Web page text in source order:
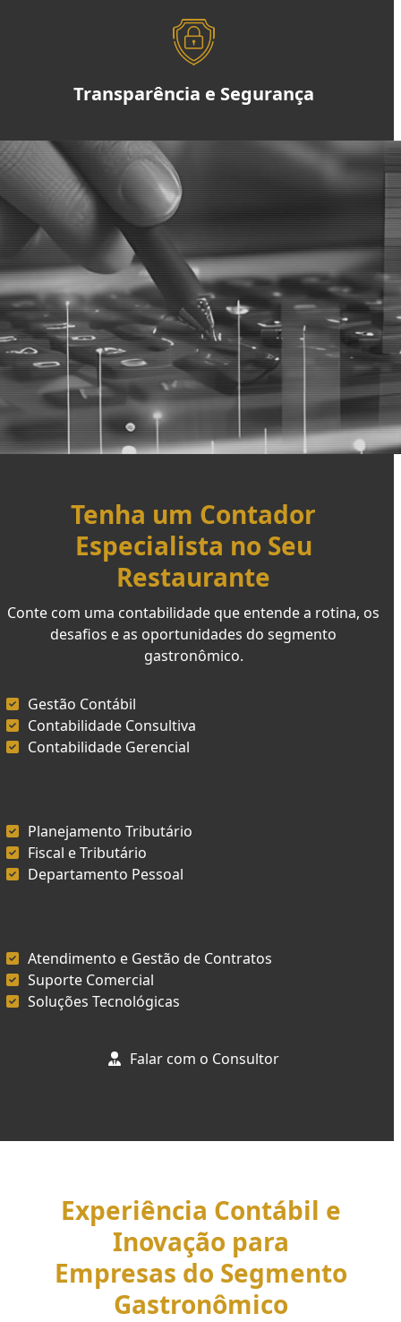
Transparência e Segurança
Tenha um Contador
Especialista no Seu
Restaurante
Conte com uma contabilidade que entende a rotina, os
desafios e as oportunidades do segmento
gastronômico.
Gestão Contábil
Contabilidade Consultiva
Contabilidade Gerencial
Planejamento Tributário
Fiscal e Tributário
Departamento Pessoal
Atendimento e Gestão de Contratos
Suporte Comercial
Soluções Tecnológicas
Falar com o Consultor
Experiência Contábil e
Inovação para
Empresas do Segmento
Gastronômico